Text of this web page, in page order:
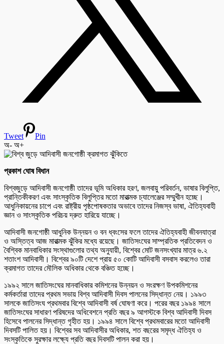
Tweet
Pin
অ- অ+
প্রকাশ ঘোষ বিধান
বিশ্বজুড়ে আদিবাসী জনগোষ্ঠী তাদের ভূমি অধিকার হরণ, জলবায়ু পরিবর্তন, ভাষার বিলুপ্তি,
প্রান্তিকীকরণ এবং সাংস্কৃতিক বিলুপ্তির মতো মারাত্মক চ্যালেঞ্জের সম্মুখীন হচ্ছে।
আধুনিকায়নের চাপে এবং রাষ্ট্রীয় পৃষ্ঠপোষকতার অভাবে তাদের নিজস্ব ভাষা, ঐতিহ্যবাহী
জ্ঞান ও সাংস্কৃতিক পরিচয় দ্রুত হারিয়ে যাচ্ছে।
আদিবাসী জনগোষ্ঠী আধুনিক উন্নয়ন ও বন ধ্বংসের ফলে তাদের ঐতিহ্যবাহী জীবনযাত্রা
ও অস্তিত্ব আজ মারাত্মক ঝুঁকির মধ্যে রয়েছে। জাতিসংঘের সাম্প্রতিক প্রতিবেদন ও
বৈশ্বিক মানবাধিকার সংস্থাগুলোর তথ্য অনুযায়ী, বিশ্বের মোট জনসংখ্যার মাত্র ৬.২
শতাংশ আদিবাসী। বিশ্বের ৯০টি দেশে প্রায় ৫০ কোটি আদিবাসী বসবাস করলেও তারা
ক্রমাগত তাদের মৌলিক অধিকার থেকে বঞ্চিত হচ্ছে।
১৯৯২ সালে জাতিসংঘের মানবাধিকার কমিশনের উন্নয়ন ও সংরক্ষণ উপকমিশনের
কর্মকর্তারা তাদের প্রথম সভায় বিশ্ব আদিবাসী দিবস পালনের সিদ্ধান্ত নেয়। ১৯৯৩
সালকে জাতিসংঘ প্রথমবার বিশ্বে আদিবাসী বর্ষ ঘোষণা করে। পরের বছর ১৯৯৪ সালে
জাতিসংঘের সাধারণ পরিষদের অধিবেশনে প্রতি বছর ৯ আগস্টকে বিশ্ব আদিবাসী দিবস
হিসেবে পালনের সিদ্ধান্ত গৃহীত হয়। ১৯৯৪ সালে বিশ্বে প্রথমবারের মতো আদিবাসী
দিবসটি পালিত হয়। বিশ্বের সব আদিবাসীর অধিকার, শত বছরের সমৃদ্ধ ঐতিহ্য ও
সংস্কৃতিকে সুরক্ষার লক্ষ্যে প্রতি বছর দিবসটি পালন করা হয়।